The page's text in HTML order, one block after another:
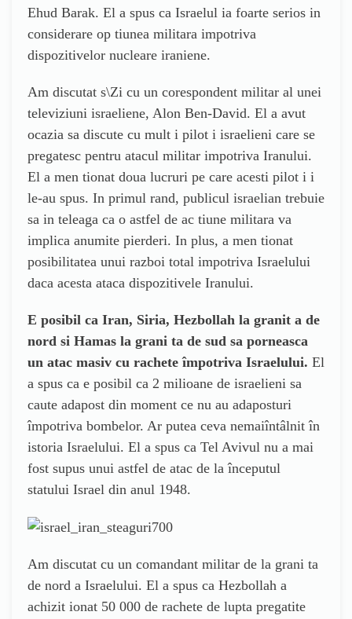
Ehud Barak. El a spus ca Israelul ia foarte serios in
considerare op tiunea militara impotriva
dispozitivelor nucleare iraniene.
Am discutat s\Zi cu un corespondent militar al unei
televiziuni israeliene, Alon Ben-David. El a avut
ocazia sa discute cu mult i pilot i israelieni care se
pregatesc pentru atacul militar impotriva Iranului.
El a men tionat doua lucruri pe care acesti pilot i i
le-au spus. In primul rand, publicul israelian trebuie
sa in teleaga ca o astfel de ac tiune militara va
implica anumite pierderi. In plus, a men tionat
posibilitatea unui razboi total impotriva Israelului
daca acesta ataca dispozitivele Iranului.
E posibil ca Iran, Siria, Hezbollah la granit a de
nord si Hamas la grani ta de sud sa porneasca
un atac masiv cu rachete împotriva Israelului. El
a spus ca e posibil ca 2 milioane de israelieni sa
caute adapost din moment ce nu au adaposturi
împotriva bombelor. Ar putea ceva nemaiîntâlnit în
istoria Israelului. El a spus ca Tel Avivul nu a mai
fost supus unui astfel de atac de la începutul
statului Israel din anul 1948.
Am discutat cu un comandant militar de la grani ta
de nord a Israelului. El a spus ca Hezbollah a
achizit ionat 50 000 de rachete de lupta pregatite